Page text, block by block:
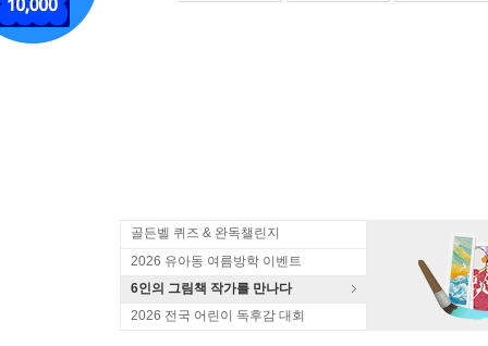
골든벨 퀴즈 & 완독챌린지
2026 유아동 여름방학 이벤트
6인의 그림책 작가를 만나다
2026 전국 어린이 독후감 대회